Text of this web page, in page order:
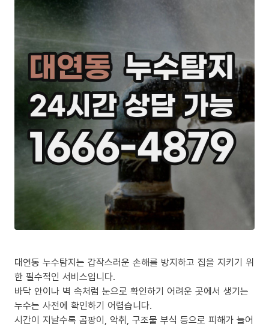
대연동 누수탐지는 갑작스러운 손해를 방지하고 집을 지키기 위
한 필수적인 서비스입니다.
바닥 안이나 벽 속처럼 눈으로 확인하기 어려운 곳에서 생기는
누수는 사전에 확인하기 어렵습니다.
시간이 지날수록 곰팡이, 악취, 구조물 부식 등으로 피해가 늘어